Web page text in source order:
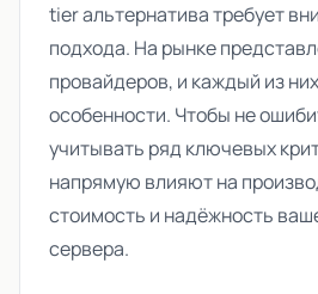
tier альтернативатребует
подхода. На рынке
провайдеров, и каждый из
особенности. Чтобы не
учитывать ряд ключевых
напрямую влияют на
стоимость и надёжность
сервера.